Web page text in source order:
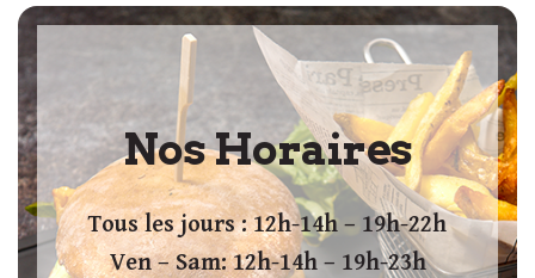
Nos Horaires
Tous les jours : 12h-14h – 19h-22h
Ven – Sam: 12h-14h – 19h-23h